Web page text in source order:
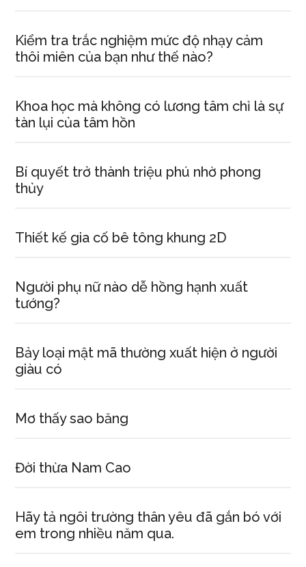
Kiểm tra trắc nghiệm mức độ nhạy cảm
thôi miên của bạn như thế nào?
Khoa học mà không có lương tâm chỉ là sự
tàn lụi của tâm hồn
Bí quyết trở thành triệu phú nhờ phong
thủy
Thiết kế gia cố bê tông khung 2D
Người phụ nữ nào dễ hồng hạnh xuất
tướng?
Bảy loại mật mã thường xuất hiện ở người
giàu có
Mơ thấy sao băng
Đời thừa Nam Cao
Hãy tả ngôi trường thân yêu đã gắn bó với
em trong nhiều năm qua.